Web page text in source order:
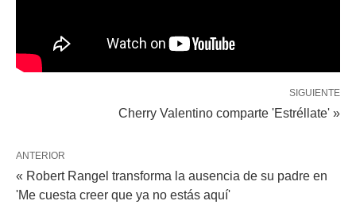
SIGUIENTE
Cherry Valentino comparte 'Estréllate' »
ANTERIOR
« Robert Rangel transforma la ausencia de su padre en
'Me cuesta creer que ya no estás aquí'